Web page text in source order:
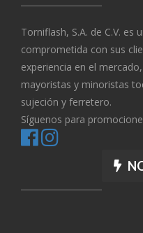
Torniflash, S.A. de C.V. es
comprometida con sus
experiencia en el
mayoristas y minoristas
sujeción y ferretero.
Síguenos para